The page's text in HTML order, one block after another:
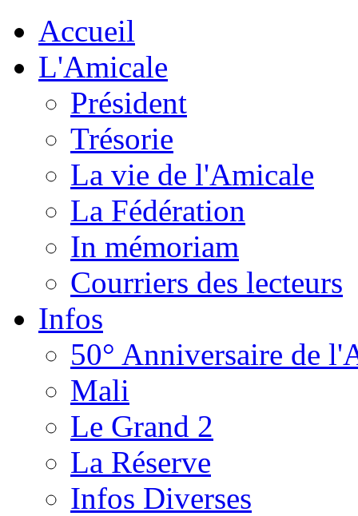
Accueil
L'Amicale
Président
Trésorie
La vie de l'Amicale
La Fédération
In mémoriam
Courriers des lecteurs
Infos
50° Anniversaire de
Mali
Le Grand 2
La Réserve
Infos Diverses